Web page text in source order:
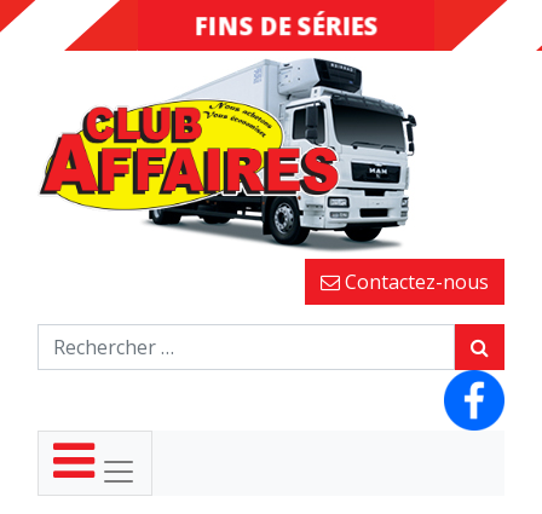
DESTOCKAGE
FINS DE SÉRIES
Contactez-nous